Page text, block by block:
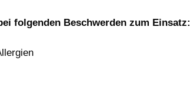
folgenden Beschwerden zum Einsatz: